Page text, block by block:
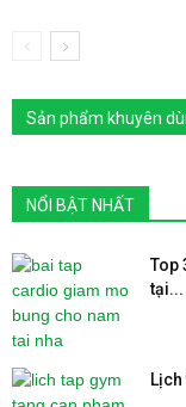
Sản phẩm khuyên
NỔI BẬT NHẤT
Top
tại...